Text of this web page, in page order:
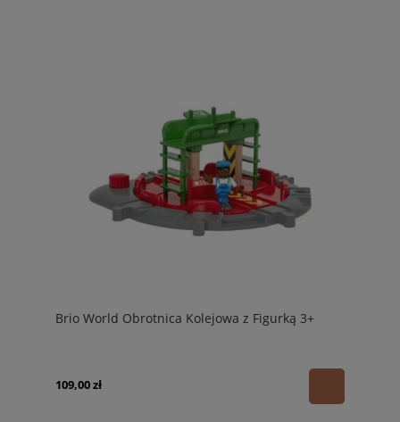
Brio World Obrotnica Kolejowa z Figurką 3+
109,00 zł